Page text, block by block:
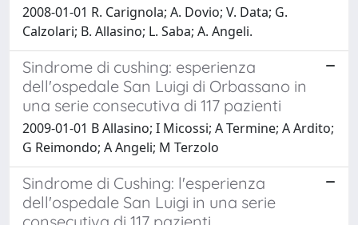
2008-01-01 R. Carignola; A. Dovio; V. Data; G.
Calzolari; B. Allasino; L. Saba; A. Angeli.
Sindrome di cushing: esperienza
dell'ospedale San Luigi di Orbassano in
una serie consecutiva di 117 pazienti
2009-01-01 B Allasino; I Micossi; A Termine; A Ardito;
G Reimondo; A Angeli; M Terzolo
Sindrome di Cushing: l'esperienza
dell'ospedale San Luigi in una serie